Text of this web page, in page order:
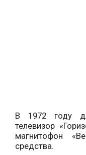
В 1972 году
телевизор
магнитофон
средства.